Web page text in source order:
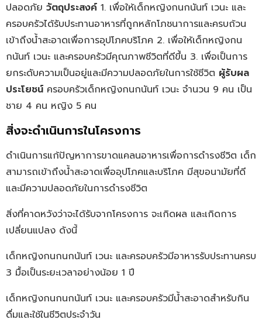
ปลอดภัย วัตถุประสงค์ 1. เพื่อให้เด็กหญิงกนกนันท์ เวนะ และ
ครอบครัวได้รับประทานอาหารที่ถูกหลักโภชนาการและครบถ้วน
เข้าถึงน้ำสะอาดเพื่อการอุปโภคบริโภค 2. เพื่อให้เด็กหญิงกน
กนันท์ เวนะ และครอบครัวมีคุณภาพชีวิตที่ดีขึ้น 3. เพื่อเป็นการ
ยกระดับความเป็นอยู่และมีความปลอดภัยในการใช้ชีวิต ผู้รับผล
ประโยชน์ ครอบครัวเด็กหญิงกนกนันท์ เวนะ จำนวน 9 คน เป็น
ชาย 4 คน หญิง 5 คน
สิ่งจะดำเนินการในโครงการ
ดำเนินการแก้ปัญหาการขาดแคลนอาหารเพื่อการดำรงชีวิต เด็ก
สามารถเข้าถึงน้ำสะอาดเพื่ออุปโภคและบริโภค มีสุขอนามัยที่ดี
และมีความปลอดภัยในการดำรงชีวิต
สิ่งที่คาดหวังว่าจะได้รับจากโครงการ จะเกิดผล และเกิดการ
เปลี่ยนแปลง ดังนี้
เด็กหญิงกนกนกนันท์ เวนะ และครอบครัวมีอาหารรับประทานครบ
3 มื้อเป็นระยะเวลาอย่างน้อย 1 ปี
เด็กหญิงกนกนกนันท์ เวนะ และครอบครัวมีน้ำสะอาดสำหรับกิน
ดื่มและใช้ในชีวิตประจำวัน